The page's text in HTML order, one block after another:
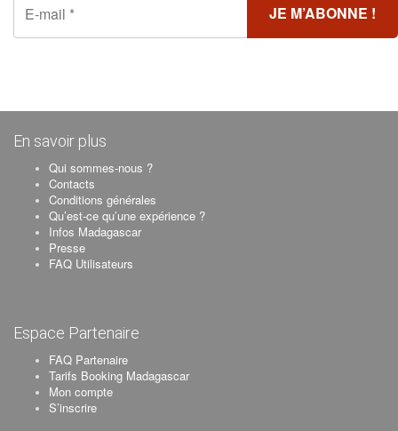
En savoir plus
Qui sommes-nous ?
Contacts
Conditions générales
Qu’est-ce qu’une expérience ?
Infos Madagascar
Presse
FAQ Utilisateurs
Espace Partenaire
FAQ Partenaire
Tarifs Booking Madagascar
Mon compte
S’inscrire